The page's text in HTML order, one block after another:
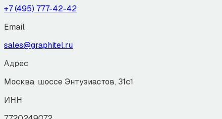
+7 (495) 777-42-42
Email
sales@graphitel.ru
Адрес
Москва, шоссе Энтузиастов, 31с1
ИНН